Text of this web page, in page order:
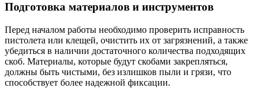
Подготовка материалов и инструментов
Перед началом работы необходимо проверить исправность
пистолета или клещей, очистить их от загрязнений, а также
убедиться в наличии достаточного количества подходящих
скоб. Материалы, которые будут скобами закрепляться,
должны быть чистыми, без излишков пыли и грязи, что
способствует более надежной фиксации.